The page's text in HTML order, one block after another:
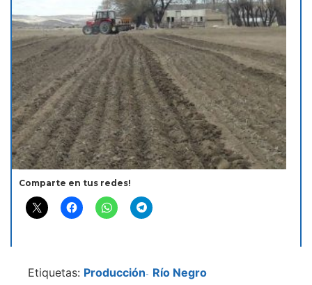
Comparte en tus redes!
Etiquetas: Producción- Río Negro